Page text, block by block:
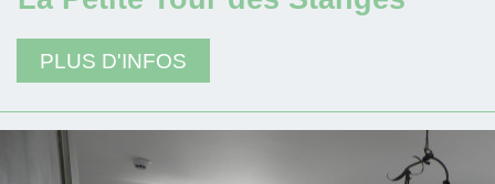
PLUS D'INFOS